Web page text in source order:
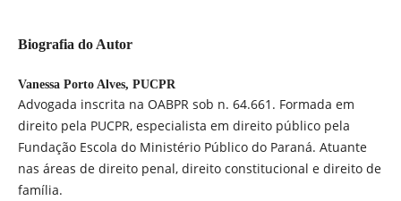
Biografia do Autor
Vanessa Porto Alves, PUCPR
Advogada inscrita na OABPR sob n. 64.661. Formada em
direito pela PUCPR, especialista em direito público pela
Fundação Escola do Ministério Público do Paraná. Atuante
nas áreas de direito penal, direito constitucional e direito de
família.